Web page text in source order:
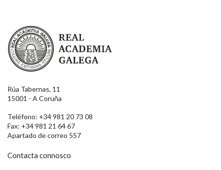
Real Academia Galega
Rúa Tabernas, 11
15001 - A Coruña
Teléfono: +34 981 20 73 08
Fax: +34 981 21 64 67
Apartado de correo 557
Contacta connosco